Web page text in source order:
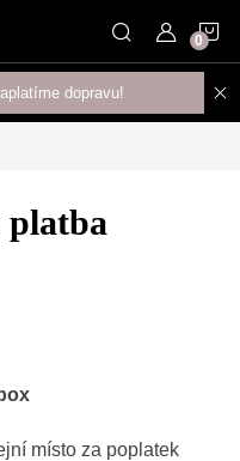
dopravu!
platba
místo za poplatek